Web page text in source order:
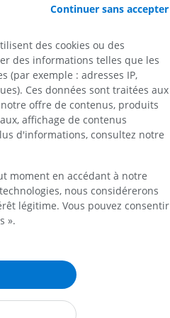
hyoglosse et fait partie
ramification du nerf
également des
thyrohyoïdien et à
cervicale.
? SIGNALER
Branching Pattern of the
Y.Anatomical Record
du membre
GRATUIT
IRM du membre inférieur
IRM de hanche
PREMIUM
du genou
PREMIUM
Continuer sans accepter
des cookies ou des
des informations telles que les
(par exemple : adresses IP,
Ces données sont traitées aux
offre de contenus, produits
affichage de contenus
d'informations, consultez notre
moment en accédant à notre
nous considérerons
légitime. Vous pouvez consentir
».